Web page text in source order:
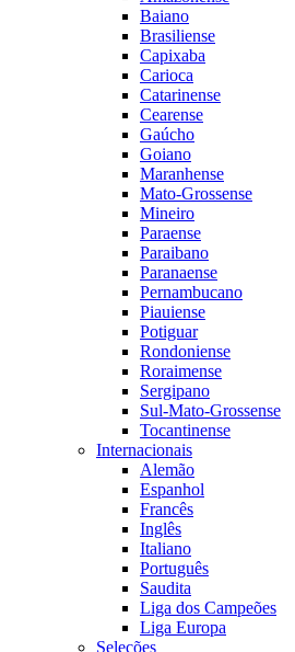
Baiano
Brasiliense
Capixaba
Carioca
Catarinense
Cearense
Gaúcho
Goiano
Maranhense
Mato-Grossense
Mineiro
Paraense
Paraibano
Paranaense
Pernambucano
Piauiense
Potiguar
Rondoniense
Roraimense
Sergipano
Sul-Mato-Grossense
Tocantinense
Internacionais
Alemão
Espanhol
Francês
Inglês
Italiano
Português
Saudita
Liga dos Campeões
Liga Europa
Seleções